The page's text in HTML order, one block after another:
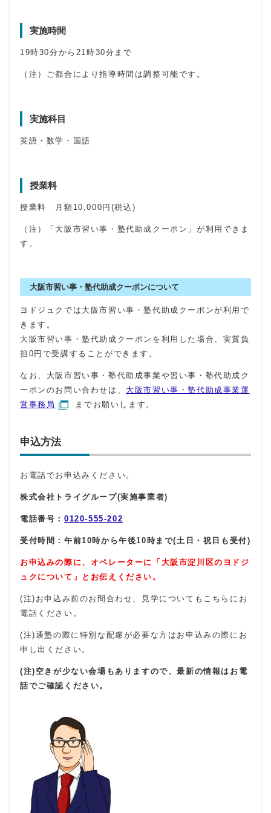
実施時間
19時30分から21時30分まで
（注）ご都合により指導時間は調整可能です。
実施科目
英語・数学・国語
授業料
授業料 月額10,000円(税込)
（注）「大阪市習い事・塾代助成クーポン」が利用できま
す。
大阪市習い事・塾代助成クーポンについて
ヨドジュクでは大阪市習い事・塾代助成クーポンが利用で
きます。
大阪市習い事・塾代助成クーポンを利用した場合、実質負
担0円で受講することができます。
なお、大阪市習い事・塾代助成事業や習い事・塾代助成ク
ーポンのお問い合わせは、 大阪市習い事・塾代助成事業運
営事務局
までお願いします。
申込方法
お電話でお申込みください。
株式会社トライグループ(実施事業者)
電話番号： 0120-555-202
受付時間：午前10時から午後10時まで(土日・祝日も受付)
お申込みの際に、オペレーターに「大阪市淀川区のヨドジ
ュクについて」とお伝えください。
(注)お申込み前のお問合わせ、見学についてもこちらにお
電話ください。
(注)通塾の際に特別な配慮が必要な方はお申込みの際にお
申し出ください。
(注)空きが少ない会場もありますので、最新の情報はお電
話でご確認ください。